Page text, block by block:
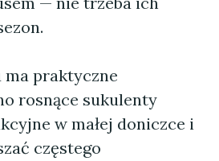
praktyczne
rosnące sukulenty
w małej doniczce i
częstego